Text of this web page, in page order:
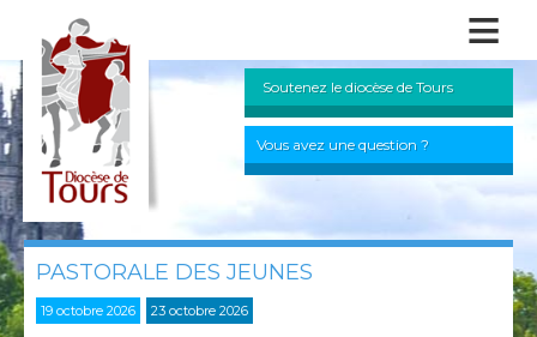
≡
Soutenez le diocèse de Tours
Vous avez une question ?
PASTORALE DES JEUNES
19 octobre 2026 23 octobre 2026